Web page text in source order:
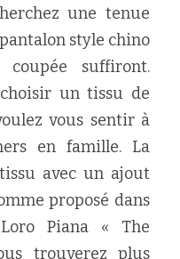
une tenue
style chino
suffiront.
choisir un tissu de
vous sentir à
en famille. La
avec un ajout
proposé dans
Piana « The
trouverez plus